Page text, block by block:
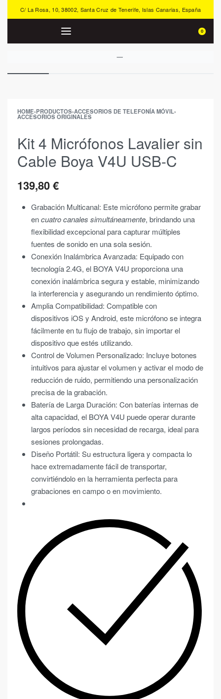
C/ La Rosa, 10, 38002, Santa Cruz de Tenerife, Islas Canarias, España
0
HOME›PRODUCTOS›ACCESORIOS DE TELEFONÍA MÓVIL›
ACCESORIOS ORIGINALES
Kit 4 Micrófonos Lavalier sin
Cable Boya V4U USB-C
139,80€
Grabación Multicanal: Este micrófono permite grabar
encuatro canales simultáneamente, brindando una
flexibilidad excepcional para capturar múltiples
fuentes de sonido en una sola sesión.
Conexión Inalámbrica Avanzada: Equipado con
tecnología 2.4G, el BOYA V4U proporciona una
conexión inalámbrica segura y estable, minimizando
la interferencia y asegurando un rendimiento óptimo.
Amplia Compatibilidad: Compatible con
dispositivos iOS y Android, este micrófono se integra
fácilmente en tu flujo de trabajo, sin importar el
dispositivo que estés utilizando.
Control de Volumen Personalizado: Incluye botones
intuitivos para ajustar el volumen y activar el modo de
reducción de ruido, permitiendo una personalización
precisa de la grabación.
Batería de Larga Duración: Con baterías internas de
alta capacidad, el BOYA V4U puede operar durante
largos períodos sin necesidad de recarga, ideal para
sesiones prolongadas.
Diseño Portátil: Su estructura ligera y compacta lo
hace extremadamente fácil de transportar,
convirtiéndolo en la herramienta perfecta para
grabaciones en campo o en movimiento.